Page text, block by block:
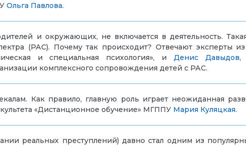
Ольга Павлова.
и окружающих, не включается в деятельность.
(РАС). Почему так происходит? Отвечают эксперты
и специальная психология», иДенис Давыдов
комплексного сопровождения детей с РАС.
Как правило, главную роль играет неожиданная
«Дистанционное обучение» МГППУ Мария Куляцкая.
реальных преступлений) давно стал одним из